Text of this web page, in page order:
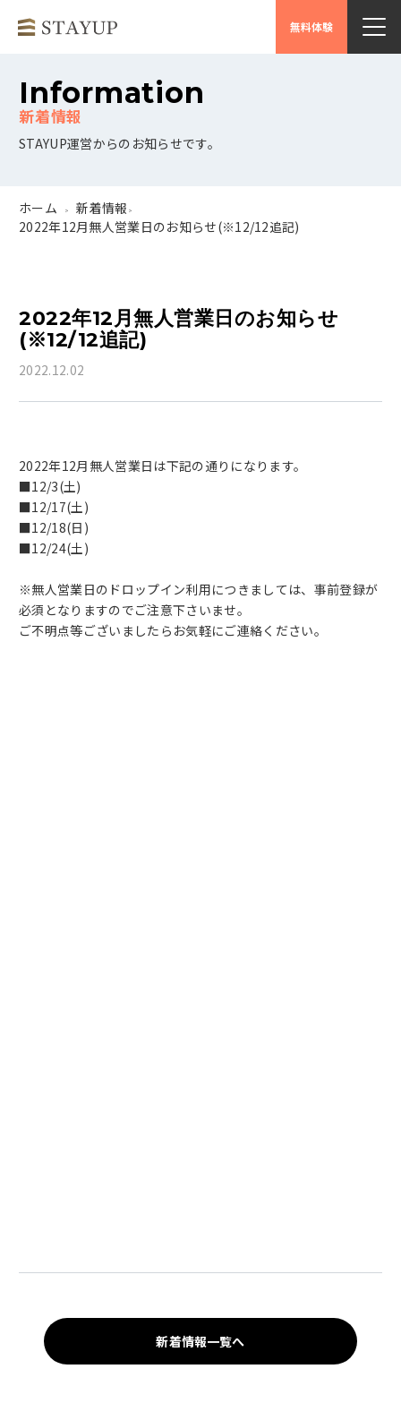
無料体験
Information
STAYUP運営からのお知らせです。
ホーム > 新着情報 >
2022年12月無人営業日のお知らせ(※12/12追記)
2022年12月無人営業日のお知らせ
(※12/12追記)
2022.12.02
2022年12月無人営業日は下記の通りになります。
■12/3(土)
■12/17(土)
■12/18(日)
■12/24(土)
※無人営業日のドロップイン利用につきましては、事前登録が
必須となりますのでご注意下さいませ。
ご不明点等ございましたらお気軽にご連絡ください。
新着情報一覧へ